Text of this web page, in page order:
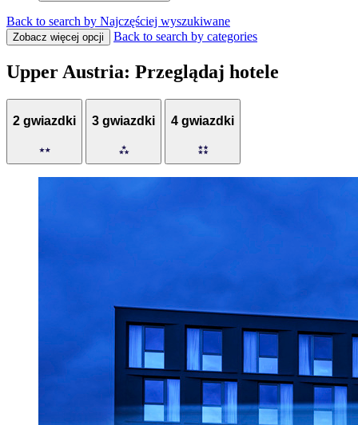
Back to search by Najczęściej wyszukiwane
Zobacz więcej opcji Back to search by categories
Upper Austria: Przeglądaj hotele
2 gwiazdki 3 gwiazdki 4 gwiazdki